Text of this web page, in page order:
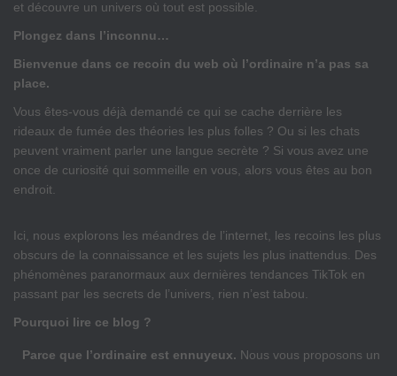
et découvre un univers où tout est possible.
Plongez dans l’inconnu…
Bienvenue dans ce recoin du web où l’ordinaire n’a pas sa
place.
Vous êtes-vous déjà demandé ce qui se cache derrière les
rideaux de fumée des théories les plus folles ? Ou si les chats
peuvent vraiment parler une langue secrète ? Si vous avez une
once de curiosité qui sommeille en vous, alors vous êtes au bon
endroit.
Ici, nous explorons les méandres de l’internet, les recoins les plus
obscurs de la connaissance et les sujets les plus inattendus. Des
phénomènes paranormaux aux dernières tendances TikTok en
passant par les secrets de l’univers, rien n’est tabou.
Pourquoi lire ce blog ?
Parce que l’ordinaire est ennuyeux. Nous vous proposons un